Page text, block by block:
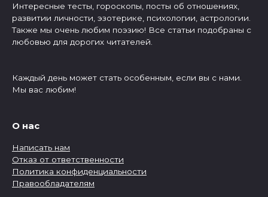
Интересные тесты, гороскопы, посты об отношениях,
развитии личности, эзотерике, психологии, астрологии.
Также мы очень любим поэзию! Все статьи подобраны с
любовью для дорогих читателей.
Каждый день может стать особенным, если вы с нами.
Мы вас любим!
О нас
Написать нам
Отказ от ответственности
Политика конфиденциальности
Правообладателям